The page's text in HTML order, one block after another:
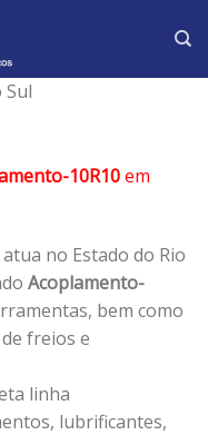
Sul
10R10em
atua no Estado do Rio
Acoplamento-
bem como
freios e
linha
lubrificantes,